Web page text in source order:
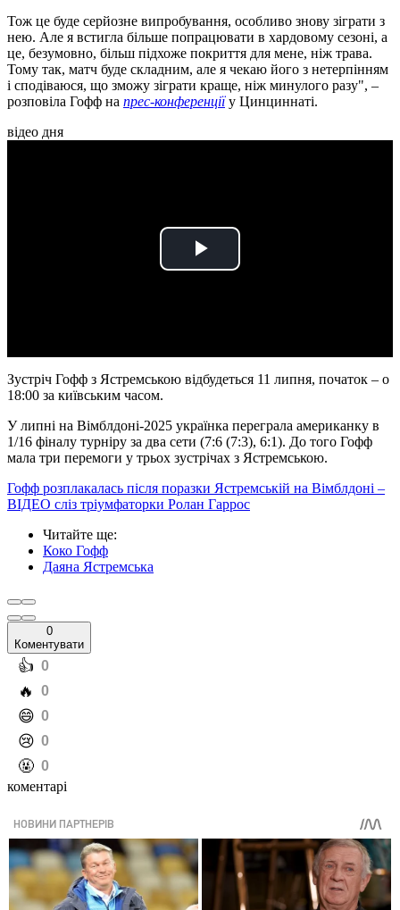
Тож це буде серйозне випробування, особливо знову зіграти з
нею. Але я встигла більше попрацювати в хардовому сезоні, а
це, безумовно, більш підхоже покриття для мене, ніж трава.
Тому так, матч буде складним, але я чекаю його з нетерпінням
і сподіваюся, що зможу зіграти краще, ніж минулого разу", –
розповіла Гофф на прес-конференціїу Цинциннаті.
відео дня
Play
Зустріч Гофф з Ястремською відбудеться 11 липня, початок – о
18:00 за київським часом.
У липні на Вімблдоні-2025 українка переграла американку в
1/16 фіналу турніру за два сети (7:6 (7:3), 6:1). До того Гофф
мала три перемоги у трьох зустрічах з Ястремською.
Гофф розплакалась після поразки Ястремській на Вімблдоні –
ВІДЕО сліз тріумфаторки Ролан Гаррос
Читайте ще:
Коко Гофф
Даяна Ястремська
0
Коментувати
️👍 0
️🔥 0
️😄 0
️😢 0
️🤬 0
коментарі